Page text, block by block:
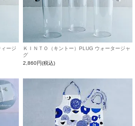
ージ
ＫＩＮＴＯ（キントー）PLUG ウォータージャ
グ
2,860円(税込)